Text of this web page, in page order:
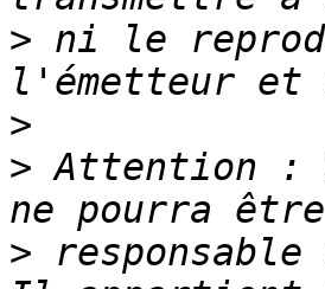
> ni le
>
> Attention :
>